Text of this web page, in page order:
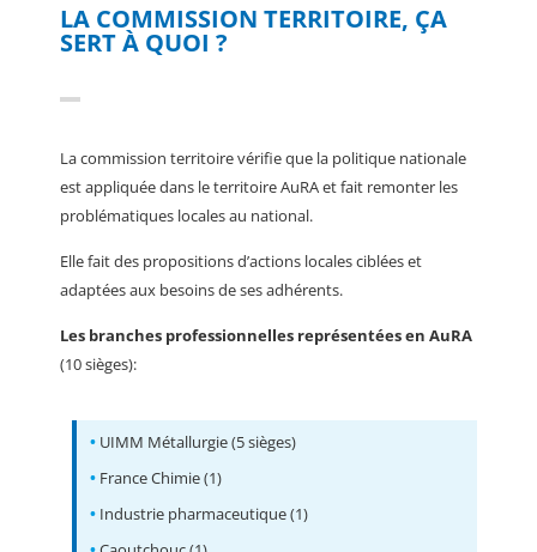
LA COMMISSION TERRITOIRE, ÇA
SERT À QUOI ?
La commission territoire vérifie que la politique nationale
est appliquée dans le territoire AuRA et fait remonter les
problématiques locales au national.
Elle fait des propositions d’actions locales ciblées et
adaptées aux besoins de ses adhérents.
Les branches professionnelles représentées en AuRA
(10 sièges):
• UIMM Métallurgie (5 sièges)
• France Chimie (1)
• Industrie pharmaceutique (1)